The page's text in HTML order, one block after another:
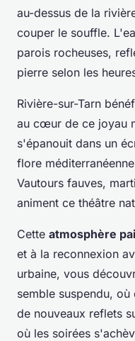
au-dessus de la
couper le souffle.
parois rocheuses,
pierre selon les
Rivière-sur-Tarn
au cœur de ce joyau
s'épanouit dans un
flore
Vautours fauves,
animent ce théâtre
Cette atmosphère
et à la reconnexion
urbaine, vous
semble suspendu,
de nouveaux reflets
où les soirées